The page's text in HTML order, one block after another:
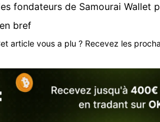
fondateurs de Samourai Wallet
bref
article vous a plu ? Recevez les